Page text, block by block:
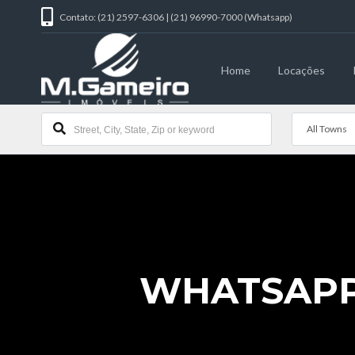
Contato: (21) 2597-6306 | (21) 96990-7000 (Whatsapp)
Home Locações
All Towns